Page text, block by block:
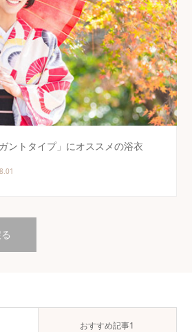
ントタイプ」にオススメの浴衣
おすすめ記事1